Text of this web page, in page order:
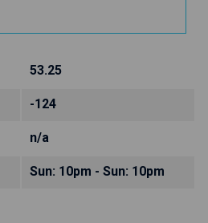
53.25
-124
n/a
Sun: 10pm - Sun: 10pm